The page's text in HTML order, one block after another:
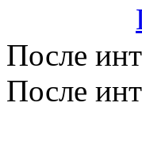
После
После